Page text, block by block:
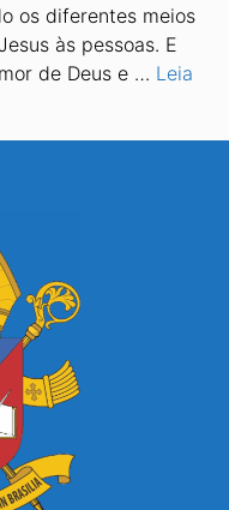
os diferentes meios
às pessoas. E
de Deus e … Leia